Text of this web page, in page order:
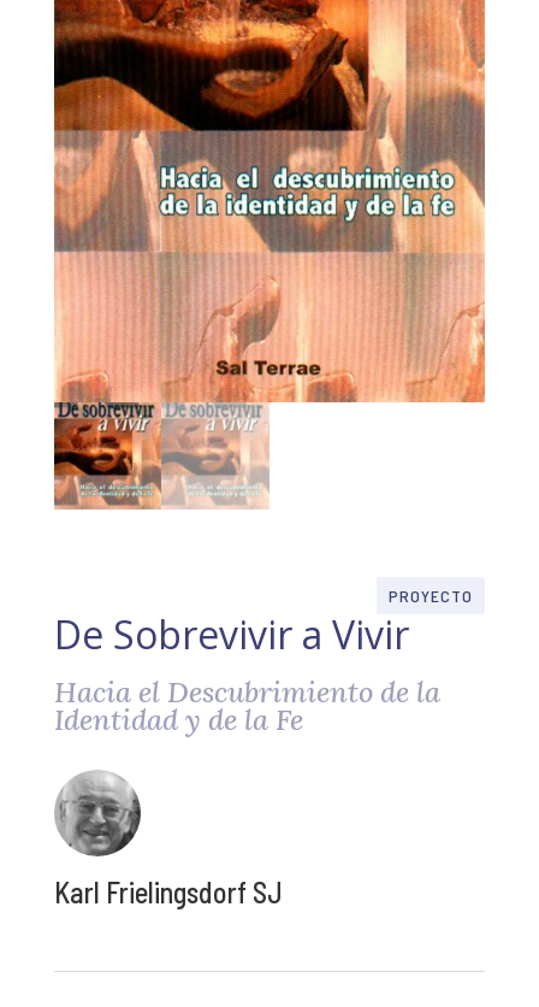
PROYECTO
De Sobrevivir a Vivir
Hacia el Descubrimiento de la
Identidad y de la Fe
Karl Frielingsdorf SJ